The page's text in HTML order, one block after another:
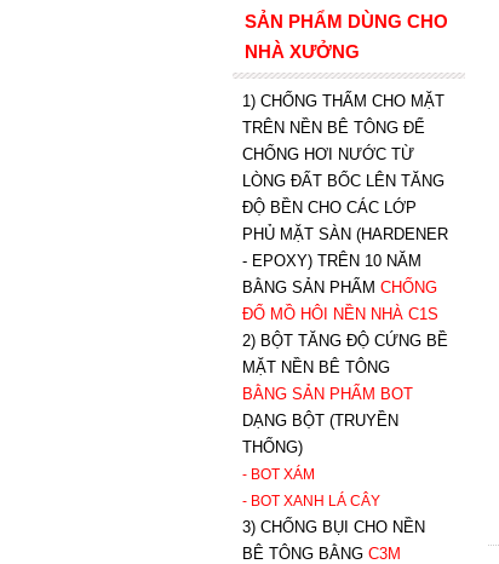
SẢN PHẨM DÙNG CHO
NHÀ XƯỞNG
1) CHỐNG THẤM CHO MẶT
TRÊN NỀN BÊ TÔNG ĐỂ
CHỐNG HƠI NƯỚC TỪ
LÒNG ĐẤT BỐC LÊN TĂNG
ĐỘ BỀN CHO CÁC LỚP
PHỦ MẶT SÀN (HARDENER
- EPOXY) TRÊN 10 NĂM
BẰNG SẢN PHẨM CHỐNG
ĐỔ MỒ HÔI NỀN NHÀ C1S
2) BỘT TĂNG ĐỘ CỨNG BỀ
MẶT NỀN BÊ TÔNG
BẰNG SẢN PHẨM BOT
DẠNG BỘT (TRUYỀN
THỐNG)
- BOT XÁM
- BOT XANH LÁ CÂY
3) CHỐNG BỤI CHO NỀN
BÊ TÔNG BẰNG C3M